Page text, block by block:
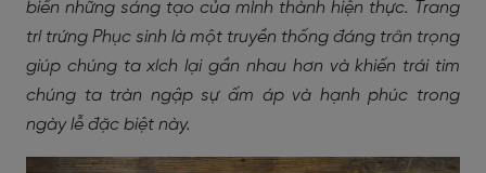
biến những sáng tạo của mình thành hiện thực. Trang
trí trứng Phục sinh là một truyền thống đáng trân trọng
giúp chúng ta xích lại gần nhau hơn và khiến trái tim
chúng ta tràn ngập sự ấm áp và hạnh phúc trong
ngày lễ đặc biệt này.